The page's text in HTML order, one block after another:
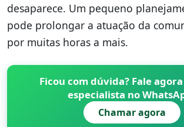
desaparece. Um pequeno
pode prolongar a atuação da
por muitas horas a mais.
Ficou com dúvida? Fale
especialista no
Chamar agora